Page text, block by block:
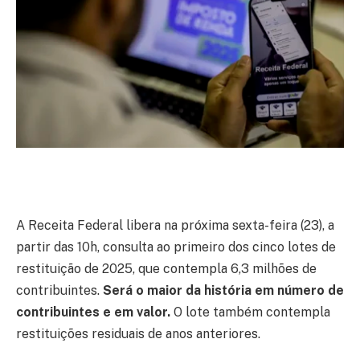
A Receita Federal libera na próxima sexta-feira (23), a
partir das 10h, consulta ao primeiro dos cinco lotes de
restituição de 2025, que contempla 6,3 milhões de
contribuintes. Será o maior da história em número de
contribuintes e em valor. O lote também contempla
restituições residuais de anos anteriores.